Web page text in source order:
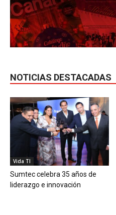
NOTICIAS DESTACADAS
Vida TI
Sumtec celebra 35 años de
liderazgo e innovación